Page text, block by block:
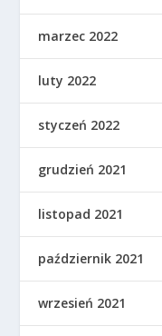
marzec 2022
luty 2022
styczeń 2022
grudzień 2021
listopad 2021
październik 2021
wrzesień 2021